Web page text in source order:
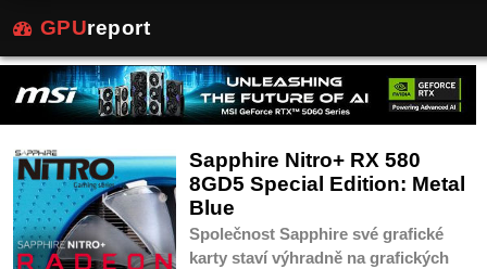
GPUreport
Sapphire Nitro+ RX 580
8GD5 Special Edition: Metal
Blue
Společnost Sapphire své grafické
karty staví výhradně na grafických